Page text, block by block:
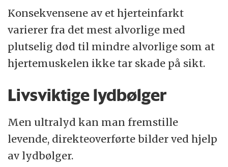
Konsekvensene av et hjerteinfarkt
varierer fra det mest alvorlige med
plutselig død til mindre alvorlige som at
hjertemuskelen ikke tar skade på sikt.
Livsviktige lydbølger
Men ultralyd kan man fremstille
levende, direkteoverførte bilder ved hjelp
av lydbølger.